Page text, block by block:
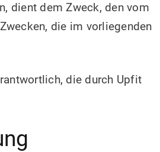
dient dem Zweck, den vom
die im vorliegenden
die durch Upfit